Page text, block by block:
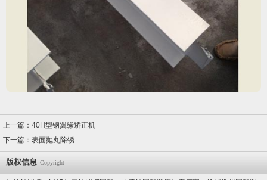
上一篇： 40H型钢翼缘矫正机
下一篇： 表面抛丸除锈
版权信息 Copyright